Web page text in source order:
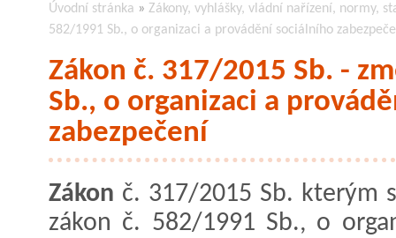
Úvodní stránka » Zákony, vyhlášky, vládní nařízení, normy,
582/1991 Sb., o organizaci a provádění sociálního
Zákon č. 317/2015 Sb. -
Sb., o organizaci a
zabezpečení
Zákon č. 317/2015 Sb. kterým
zákon č. 582/1991 Sb., o